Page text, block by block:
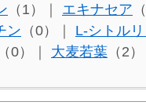
（1）｜ エキナセア
ン （0）｜ L-シトル
（0）｜ 大麦若葉 （2